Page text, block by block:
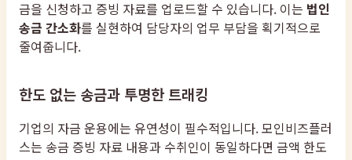
금을 신청하고 증빙 자료를 업로드할 수 있습니다. 이는 법인
송금 간소화를 실현하여 담당자의 업무 부담을 획기적으로
줄여줍니다.
한도 없는 송금과 투명한 트래킹
기업의 자금 운용에는 유연성이 필수적입니다. 모인비즈플러
스는 송금 증빙 자료 내용과 수취인이 동일하다면 금액 한도